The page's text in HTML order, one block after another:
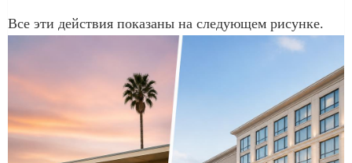
Все эти действия показаны на следующем рисунке.